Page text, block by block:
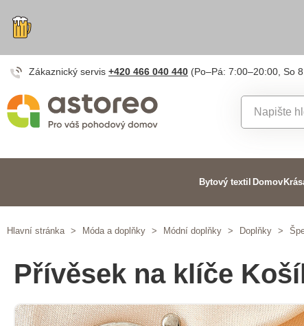
Zákaznický servis +420 466 040 440 (Po–Pá: 7:00–20:00, So
Bytový textil Domov
Hlavní stránka > Móda a doplňky > Módní doplňky > Doplňky >
Přívěsek na klíče